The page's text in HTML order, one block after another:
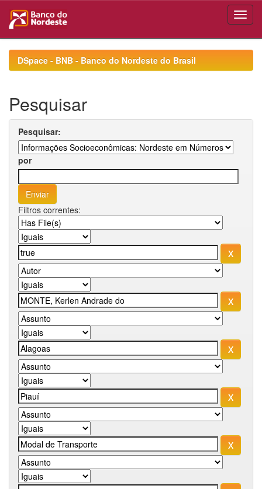
navigationDSpace - BNB - Banco do Nordeste do Brasil
Pesquisar
Pesquisar:
por
Filtros correntes: